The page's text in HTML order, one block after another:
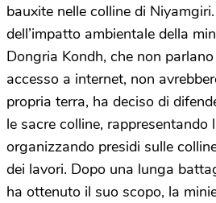
bauxite nelle colline di
dell’impatto ambientale della
Dongria Kondh, che non
accesso a internet, non
propria terra, ha deciso di
le sacre colline,
organizzando presidi sulle
dei lavori. Dopo una lunga
ha ottenuto il suo scopo, la